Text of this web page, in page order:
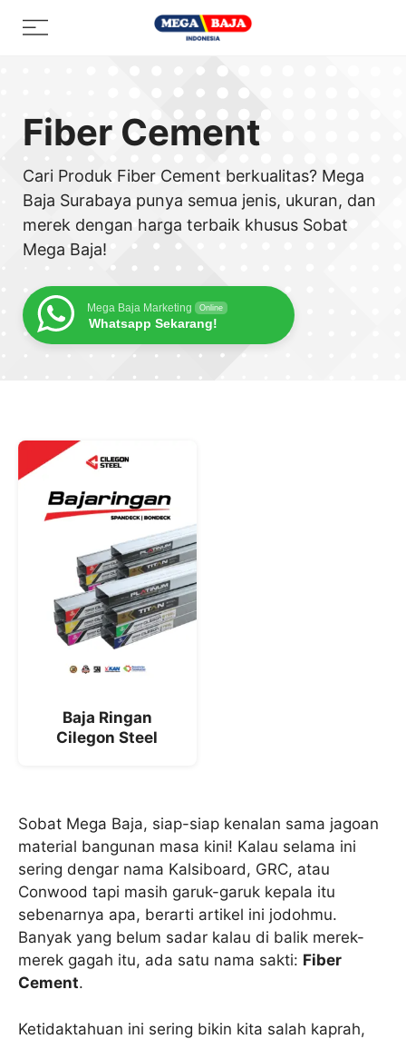
Menu
Fiber Cement
Cari Produk Fiber Cement berkualitas? Mega
Baja Surabaya punya semua jenis, ukuran, dan
merek dengan harga terbaik khusus Sobat
Mega Baja!
Mega Baja Marketing Online
Whatsapp Sekarang!
Baja Ringan
Cilegon Steel
Sobat Mega Baja, siap-siap kenalan sama jagoan
material bangunan masa kini! Kalau selama ini
sering dengar nama Kalsiboard, GRC, atau
Conwood tapi masih garuk-garuk kepala itu
sebenarnya apa, berarti artikel ini jodohmu.
Banyak yang belum sadar kalau di balik merek-
merek gagah itu, ada satu nama sakti: Fiber
Cement.
Ketidaktahuan ini sering bikin kita salah kaprah,